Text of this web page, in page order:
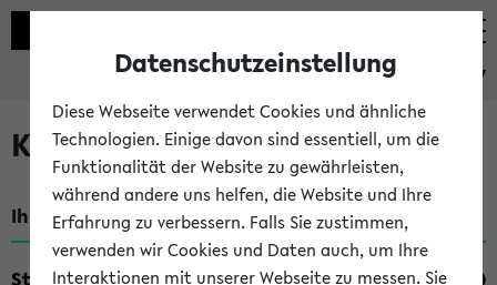
eKVV
Kombisuche im eKVV
Ihre Suchkriterien:
Studienfach
Datenschutzeinstellung
Diese Webseite verwendet Cookies und ähnliche
Technologien. Einige davon sind essentiell, um die
Funktionalität der Website zu gewährleisten,
während andere uns helfen, die Website und Ihre
Erfahrung zu verbessern. Falls Sie zustimmen,
verwenden wir Cookies und Daten auch, um Ihre
Interaktionen mit unserer Webseite zu messen. Sie